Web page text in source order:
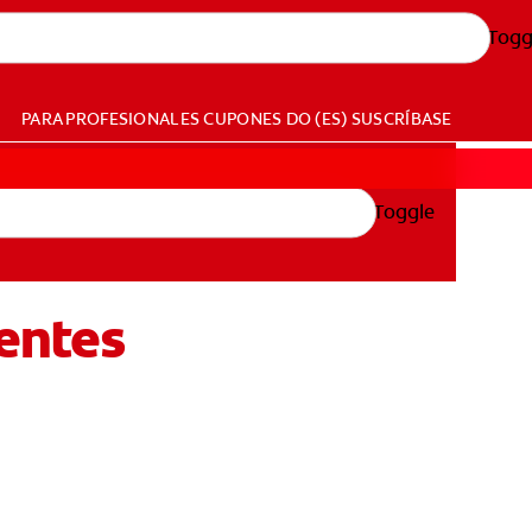
PARA PROFESIONALESCUPONES DO (ES) SUSCRÍBASE
Toggle